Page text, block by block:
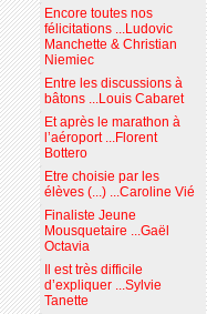
Encore toutes nos
félicitations ...Ludovic
Manchette & Christian
Niemiec
Entre les discussions à
bâtons ...Louis Cabaret
Et après le marathon à
l’aéroport ...Florent
Bottero
Etre choisie par les
élèves (...) ...Caroline Vié
Finaliste Jeune
Mousquetaire ...Gaël
Octavia
Il est très difficile
d’expliquer ...Sylvie
Tanette